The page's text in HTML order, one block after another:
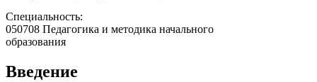
Специальность:
050708 Педагогика и методика начального
образования
Введение